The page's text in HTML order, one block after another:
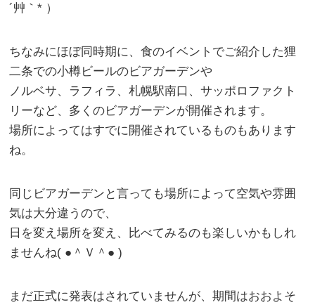
´艸｀* ）
ちなみにほぼ同時期に、食のイベントでご紹介した狸
二条での小樽ビールのビアガーデンや
ノルベサ、ラフィラ、札幌駅南口、サッポロファクト
リーなど、多くのビアガーデンが開催されます。
場所によってはすでに開催されているものもあります
ね。
同じビアガーデンと言っても場所によって空気や雰囲
気は大分違うので、
日を変え場所を変え、比べてみるのも楽しいかもしれ
ませんね( ●＾Ｖ＾● )
まだ正式に発表はされていませんが、期間はおおよそ